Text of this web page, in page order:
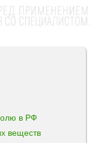
в РФ
веществ